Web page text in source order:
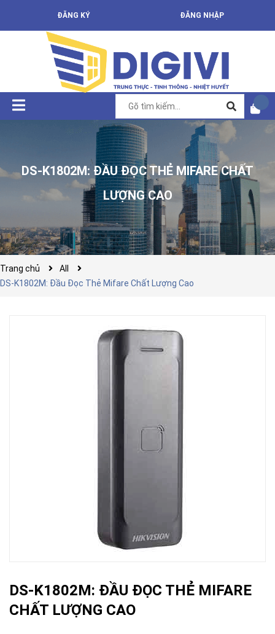
ĐĂNG KÝ ĐĂNG NHẬP
DS-K1802M: ĐẦU ĐỌC THẺ MIFARE CHẤT
LƯỢNG CAO
Trang chủ
All
DS-K1802M: Đầu Đọc Thẻ Mifare Chất Lượng Cao
DS-K1802M: ĐẦU ĐỌC THẺ MIFARE
CHẤT LƯỢNG CAO